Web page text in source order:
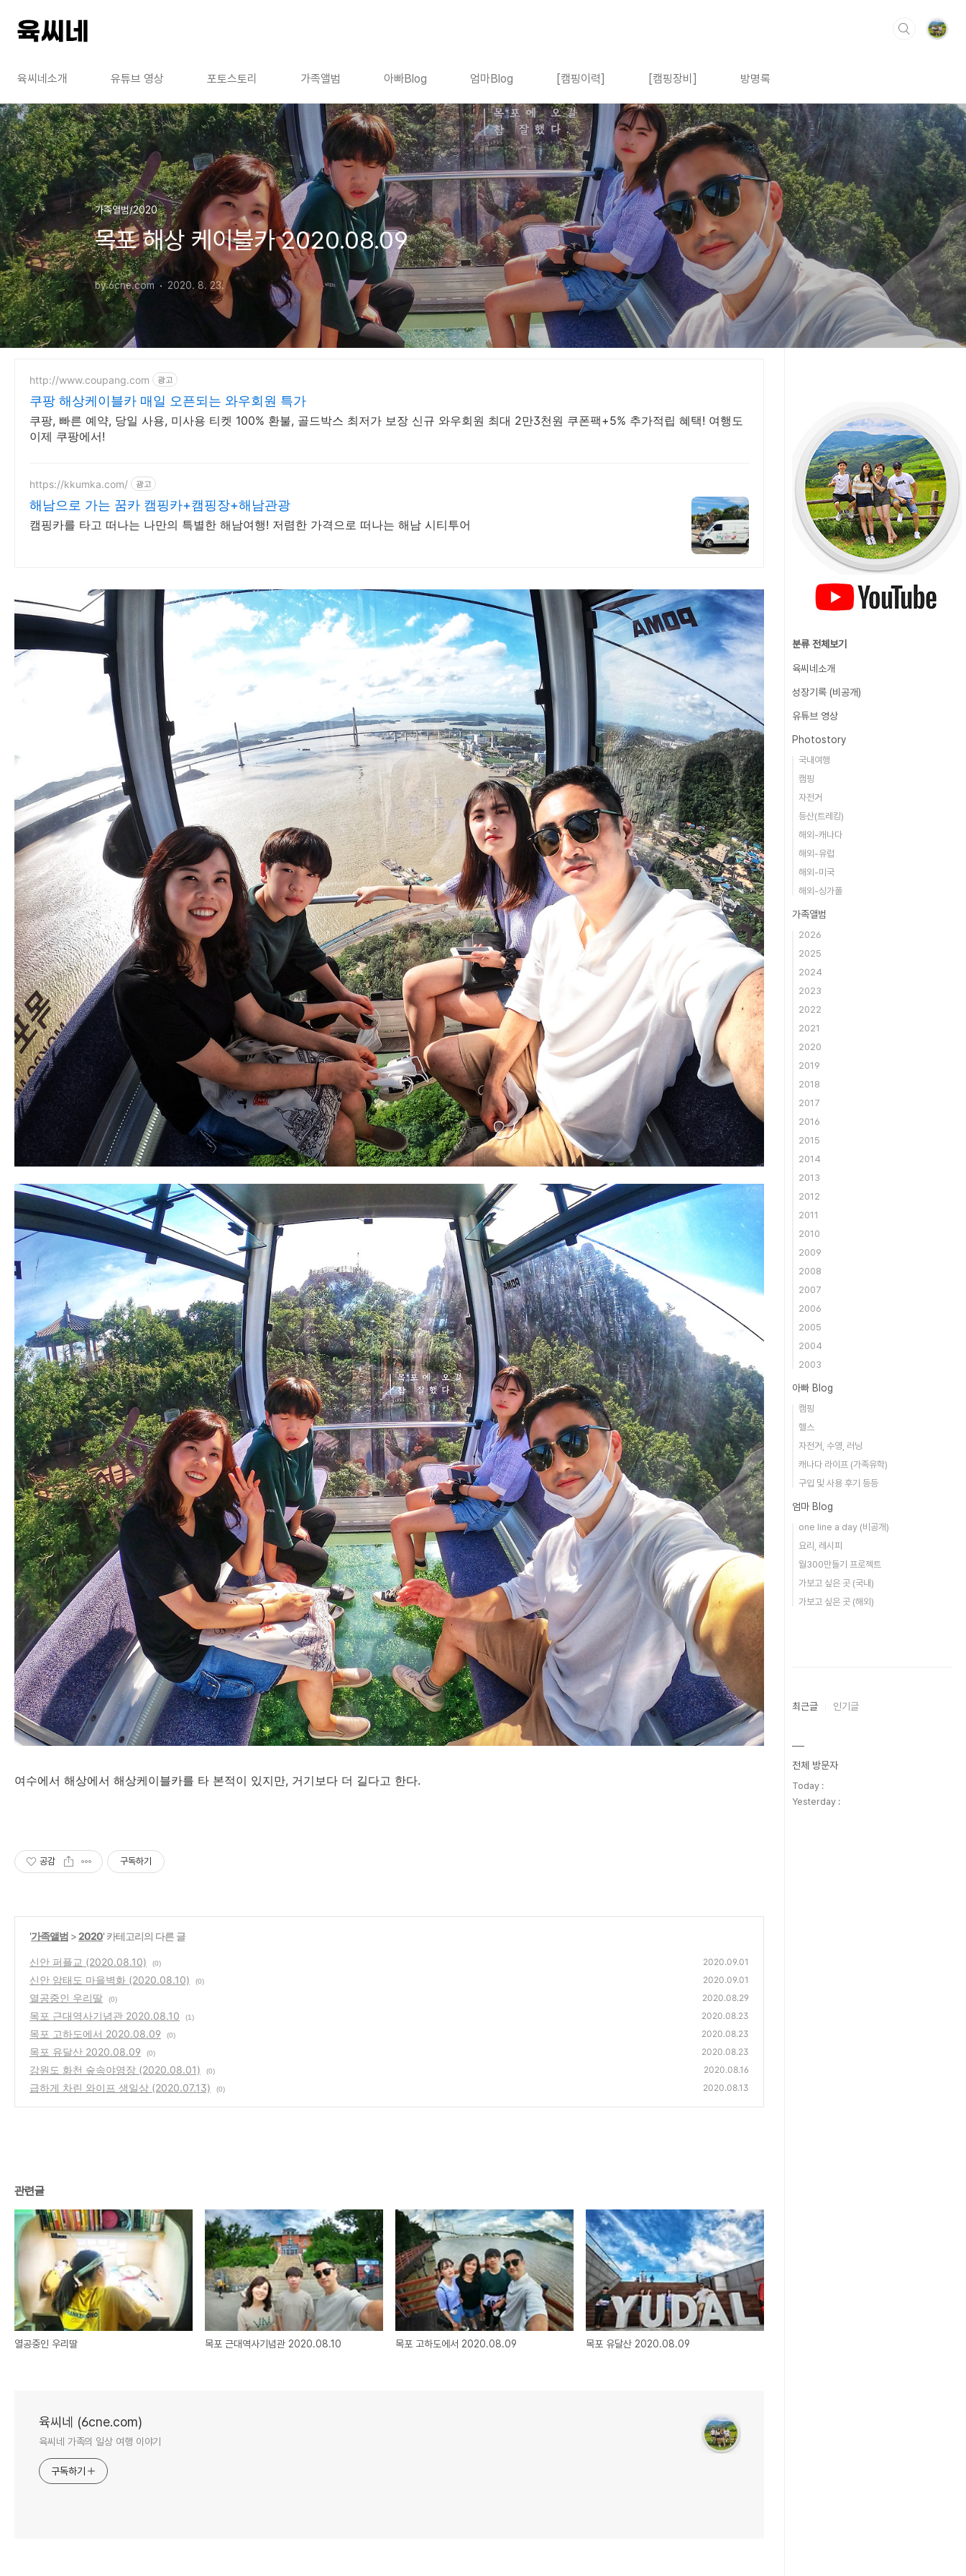
육씨네소개 유튜브 영상 포토스토리 가족앨범 아빠Blog 엄마Blog [캠핑이력] [캠핑장비] 방명록
가족앨범/2020
목포 해상 케이블카 2020.08.09
by 6cne.com 2020. 8. 23.
http://www.coupang.com 광고
쿠팡 해상케이블카 매일 오픈되는 와우회원 특가
쿠팡, 빠른 예약, 당일 사용, 미사용 티켓 100% 환불, 골드박스 최저가 보장 신규 와우회원 최대 2만3천원 쿠폰팩+5% 추가적립 혜택! 여행도
이제 쿠팡에서!
https://kkumka.com/ 광고
해남으로 가는 꿈카 캠핑카+캠핑장+해남관광
캠핑카를 타고 떠나는 나만의 특별한 해남여행! 저렴한 가격으로 떠나는 해남 시티투어
여수에서 해상에서 해상케이블카를 타 본적이 있지만, 거기보다 더 길다고 한다.
공감 구독하기
'가족앨범 >2020' 카테고리의 다른 글
신안 퍼플교 (2020.08.10) (0) 2020.09.01
신안 암태도 마을벽화 (2020.08.10) (0) 2020.09.01
열공중인 우리딸 (0) 2020.08.29
목포 근대역사기념관 2020.08.10 (1) 2020.08.23
목포 고하도에서 2020.08.09 (0) 2020.08.23
목포 유달산 2020.08.09 (0) 2020.08.23
강원도 화천 숲속야영장 (2020.08.01) (0) 2020.08.16
급하게 차린 와이프 생일상 (2020.07.13) (0) 2020.08.13
관련글
열공중인 우리딸 목포 근대역사기념관 2020.08.10 목포 고하도에서 2020.08.09 목포 유달산 2020.08.09
육씨네 (6cne.com)
육씨네 가족의 일상 여행 이야기
구독하기
분류 전체보기
육씨네소개
성장기록 (비공개)
유튜브 영상
Photostory
국내여행
캠핑
자전거
등산(트레킹)
해외-캐나다
해외-유럽
해외-미국
해외-싱가폴
가족앨범
2026
2025
2024
2023
2022
2021
2020
2019
2018
2017
2016
2015
2014
2013
2012
2011
2010
2009
2008
2007
2006
2005
2004
2003
아빠 Blog
캠핑
헬스
자전거, 수영, 러닝
캐나다 라이프 (가족유학)
구입 및 사용 후기 등등
엄마 Blog
one line a day (비공개)
요리, 레시피
월300만들기 프로젝트
가보고 싶은 곳 (국내)
가보고 싶은 곳 (해외)
최근글 인기글
전체 방문자
Today :
Yesterday :